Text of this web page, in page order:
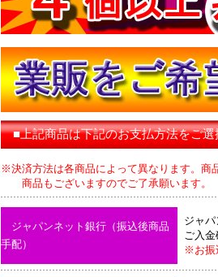
■上記商品は下記のお支払方法をご
※決済方法は各商品によって異なります。商
商品もございますのでご了承願います。
ジャパンネット銀行（振込後商品
手配）
ジャ
ご入金
※お振